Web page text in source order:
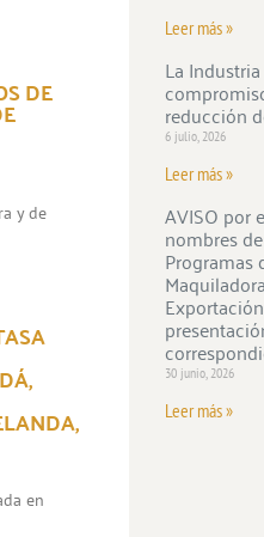
DE
y de
en
Leer más »
La
reducción
6 julio, 2026
Leer más »
AVISO por
nombres
Programas
30 junio, 2026
Leer más »